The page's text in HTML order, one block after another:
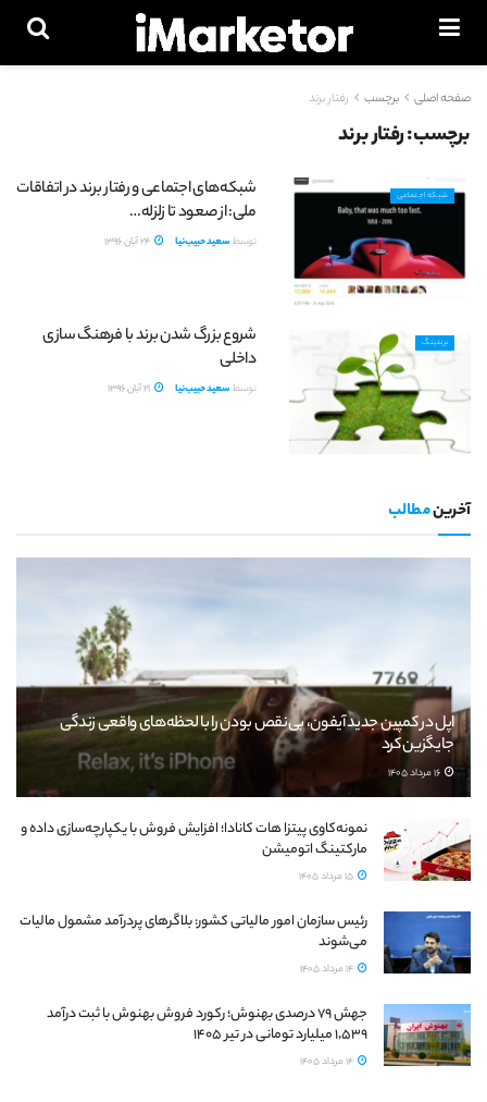
صفحه اصلی برچسب رفتار برند
برچسب:رفتار برند
شبکه اجتماعی
شبکه‌های اجتماعی و رفتار برند در اتفاقات
ملی: از صعود تا زلزله…
توسط سعید حبیب‌نیا 24 آبان 1396
برندینگ
شروع بزرگ شدن برند با فرهنگ سازی
داخلی
توسط سعید حبیب‌نیا 21 آبان 1396
آخرینمطالب
اپل در کمپین جدید آیفون، بی‌نقص بودن را با لحظه‌های واقعی زندگی
جایگزین کرد
نمونه‌کاوی پیتزا هات کانادا؛ افزایش فروش با یکپارچه‌سازی داده و
مارکتینگ اتومیشن
رئیس سازمان امور مالیاتی کشور: بلاگرهای پردرآمد مشمول مالیات
می‌شوند
جهش ۷۹ درصدی بهنوش؛ رکورد فروش بهنوش با ثبت درآمد
۱٬۵۳۹ میلیارد تومانی در تیر ۱۴۰۵